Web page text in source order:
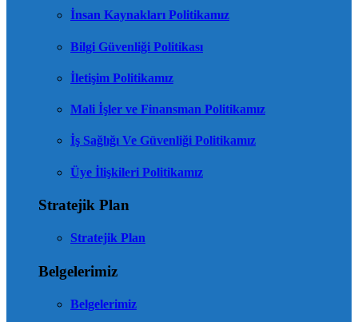
İnsan Kaynakları Politikamız
Bilgi Güvenliği Politikası
İletişim Politikamız
Mali İşler ve Finansman Politikamız
İş Sağlığı Ve Güvenliği Politikamız
Üye İlişkileri Politikamız
Stratejik Plan
Stratejik Plan
Belgelerimiz
Belgelerimiz